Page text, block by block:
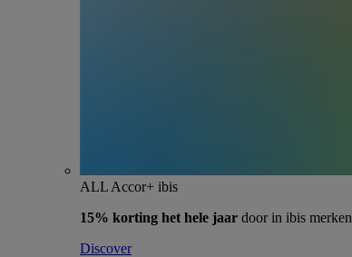
ALL Accor+ ibis
15% korting het hele jaar door in ibis merken
Discover